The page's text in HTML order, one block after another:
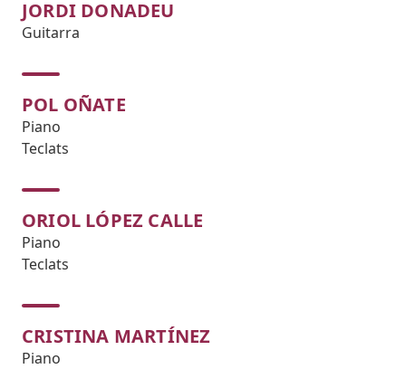
JORDI DONADEU
Guitarra
POL OÑATE
Piano
Teclats
ORIOL LÓPEZ CALLE
Piano
Teclats
CRISTINA MARTÍNEZ
Piano